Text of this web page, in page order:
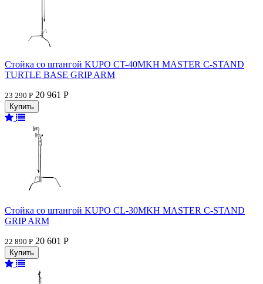
Стойка со штангой KUPO CT-40MKH MASTER C-STAND
TURTLE BASE GRIP ARM
23 290 Р 20 961 Р
Стойка со штангой KUPO CL-30MKH MASTER C-STAND
GRIP ARM
22 890 Р 20 601 Р